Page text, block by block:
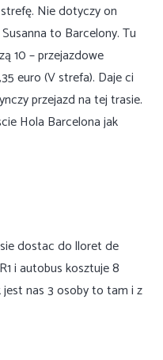
Nie dotyczy on
to Barcelony. Tu
10 – przejazdowe
euro (V strefa). Daje ci
przejazd na tej trasie.
Hola Barcelona jak
dostac do lloret de
i autobus kosztuje 8
nas 3 osoby to tam i z